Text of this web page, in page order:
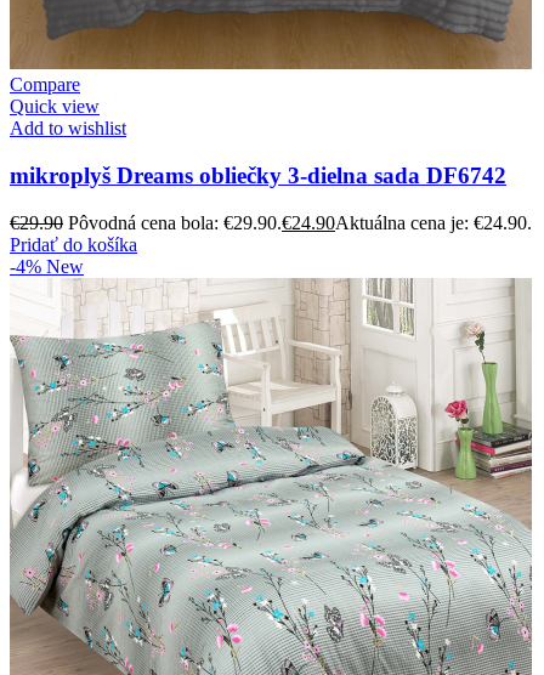
Compare
Quick view
Add to wishlist
mikroplyš Dreams obliečky 3-dielna sada DF6742
€29.90 Pôvodná cena bola: €29.90.€24.90Aktuálna cena je: €24.90.
Pridať do košíka
-4% New